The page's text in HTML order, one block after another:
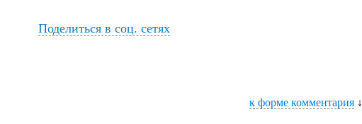
Поделиться в соц. сетях
к форме комментария↓